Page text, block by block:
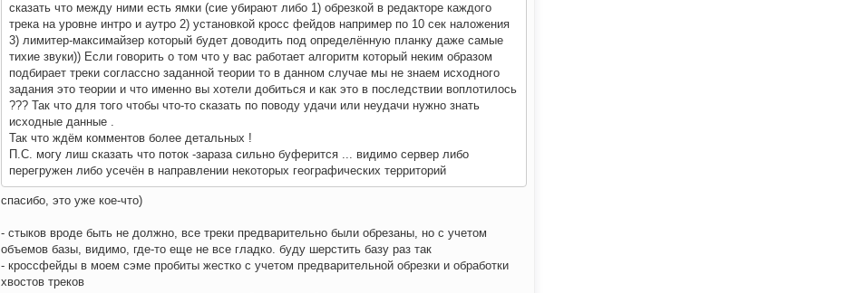
сказать что между ними есть ямки (сие убирают либо 1) обрезкой в редакторе каждого
трека на уровне интро и аутро 2) установкой кросс фейдов например по 10 сек наложения
3) лимитер-максимайзер который будет доводить под определённую планку даже самые
тихие звуки)) Если говорить о том что у вас работает алгоритм который неким образом
подбирает треки соглассно заданной теории то в данном случае мы не знаем исходного
задания это теории и что именно вы хотели добиться и как это в последствии воплотилось
??? Так что для того чтобы что-то сказать по поводу удачи или неудачи нужно знать
исходные данные .
Так что ждём комментов более детальных !
П.С. могу лиш сказать что поток -зараза сильно буферится ... видимо сервер либо
перегружен либо усечён в направлении некоторых географических территорий
спасибо, это уже кое-что)
- стыков вроде быть не должно, все треки предварительно были обрезаны, но с учетом
объемов базы, видимо, где-то еще не все гладко. буду шерстить базу раз так
- кроссфейды в моем сэме пробиты жестко с учетом предварительной обрезки и обработки
хвостов треков